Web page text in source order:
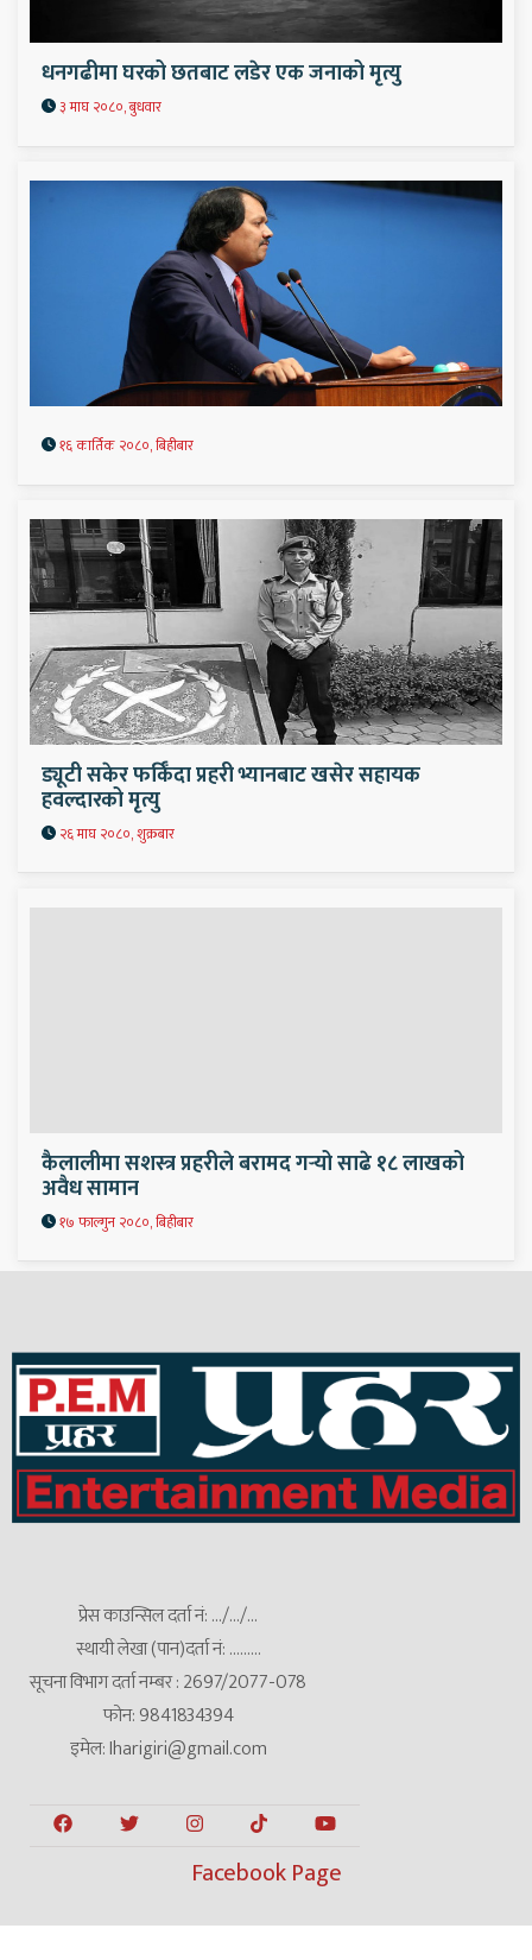
धनगढीमा घरको छतबाट लडेर एक जनाको मृत्यु
३ माघ २०८०, बुधवार
१६ कार्तिक २०८०, बिहीबार
ड्यूटी सकेर फर्किँदा प्रहरी भ्यानबाट खसेर सहायक
हवल्दारको मृत्यु
२६ माघ २०८०, शुक्रबार
कैलालीमा सशस्त्र प्रहरीले बरामद गर्‍यो साढे १८ लाखको
अवैध सामान
१७ फाल्गुन २०८०, बिहीबार
प्रेस काउन्सिल दर्ता नं: .../.../...
स्थायी लेखा (पान)दर्ता नं: .........
सूचना विभाग दर्ता नम्बर : 2697/2077-078
फोन: 9841834394
इमेल: Iharigiri@gmail.com
Facebook Page